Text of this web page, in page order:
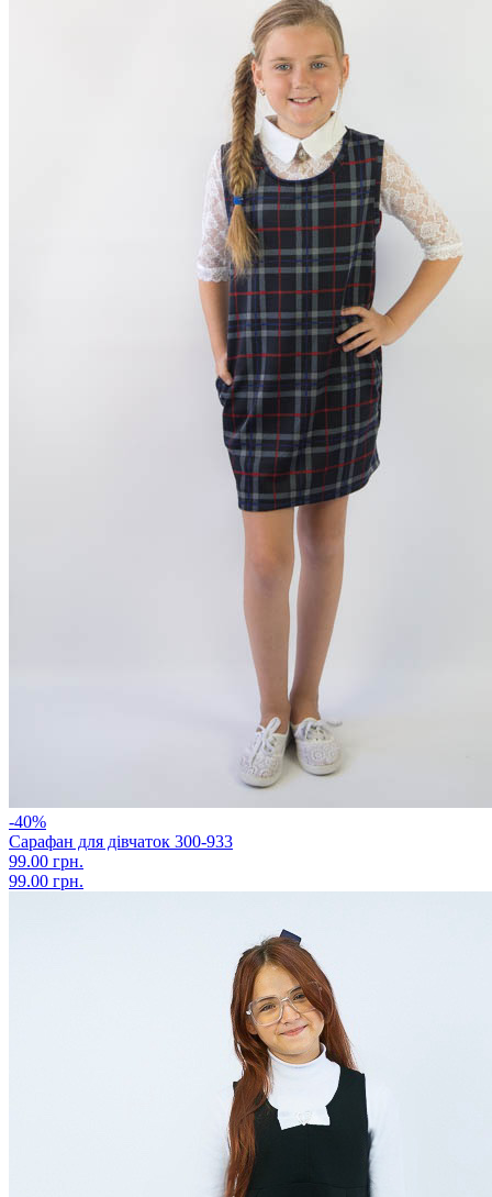
-40%
Сарафан для дівчаток 300-933
99.00 грн.
99.00 грн.